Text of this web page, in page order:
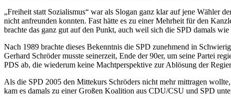
„Freiheit statt Sozialismus“ war als Slogan ganz klar auf jene Wähler
nicht anfreunden konnten. Fast hätte es zu einer Mehrheit für den
brachte das ganz gut auf den Punkt, auch weil sich die SPD damals wie
Nach 1989 brachte dieses Bekenntnis die SPD zunehmend in
Gerhard Schröder musste seinerzeit, Ende der 90er, um seine Partei
PDS ab, die wiederum keine Machtperspektive zur Ablösung der
Als die SPD 2005 den Mittekurs Schröders nicht mehr mittragen
kam es damals zu einer Großen Koalition aus CDU/CSU und SPD